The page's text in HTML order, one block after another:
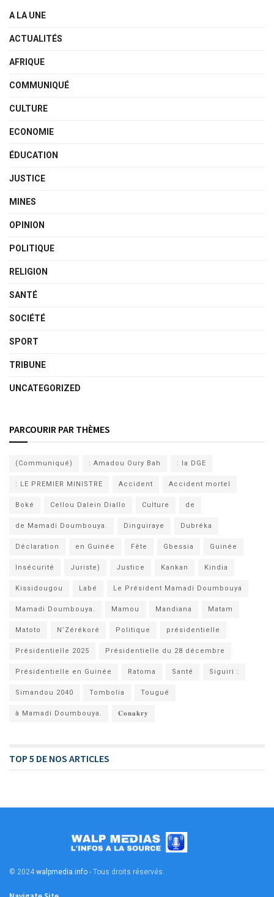
A LA UNE
ACTUALITÉS
AFRIQUE
COMMUNIQUÉ
CULTURE
ECONOMIE
ÉDUCATION
JUSTICE
MINES
OPINION
POLITIQUE
RELIGION
SANTÉ
SOCIÉTÉ
SPORT
TRIBUNE
UNCATEGORIZED
PARCOURIR PAR THÈMES
(Communiqué) : Amadou Oury Bah : la DGE
: LE PREMIER MINISTRE Accident Accident mortel
Boké Cellou Dalein Diallo Culture de
de Mamadi Doumbouya. Dinguiraye Dubréka
Déclaration en Guinée Fête Gbessia Guinée
Insécurité Juriste) Justice Kankan Kindia
Kissidougou Labé Le Président Mamadi Doumbouya
Mamadi Doumbouya. Mamou Mandiana Matam
Matoto N’Zérékoré Politique présidentielle
Présidentielle 2025 Présidentielle du 28 décembre
Présidentielle en Guinée Ratoma Santé Siguiri :
Simandou 2040 Tombolia Tougué
à Mamadi Doumbouya. 𝐂𝐨𝐧𝐚𝐤𝐫𝐲
TOP 5 DE NOS ARTICLES
© 2024 walpmedia.info - Tous droits réservés.